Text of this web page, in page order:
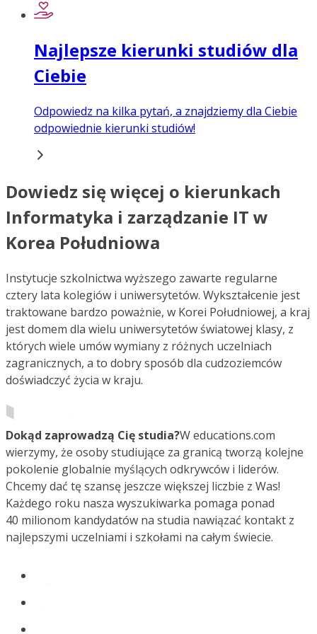
Najlepsze kierunki studiów dla
Ciebie
Odpowiedz na kilka pytań, a znajdziemy dla Ciebie
odpowiednie kierunki studiów!
Dowiedz się więcej o kierunkach
Informatyka i zarządzanie IT w
Korea Południowa
Instytucje szkolnictwa wyższego zawarte regularne
cztery lata kolegiów i uniwersytetów. Wykształcenie jest
traktowane bardzo poważnie, w Korei Południowej, a kraj
jest domem dla wielu uniwersytetów światowej klasy, z
których wiele umów wymiany z różnych uczelniach
zagranicznych, a to dobry sposób dla cudzoziemców
doświadczyć życia w kraju.
Dokąd zaprowadzą Cię studia?W educations.com
wierzymy, że osoby studiujące za granicą tworzą kolejne
pokolenie globalnie myślących odkrywców i liderów.
Chcemy dać tę szansę jeszcze większej liczbie z Was!
Każdego roku nasza wyszukiwarka pomaga ponad
40 milionom kandydatów na studia nawiązać kontakt z
najlepszymi uczelniami i szkołami na całym świecie.